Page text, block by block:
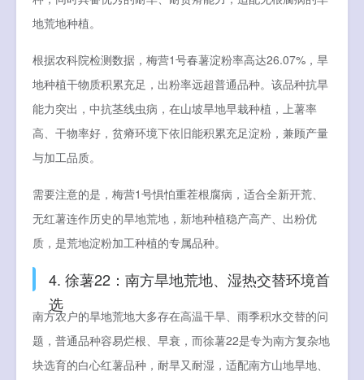
地荒地种植。
根据农科院检测数据，梅营1号春薯淀粉率高达26.07%，旱
地种植干物质积累充足，出粉率远超普通品种。该品种抗旱
能力突出，中抗茎线虫病，在山坡旱地早栽种植，上薯率
高、干物率好，贫瘠环境下依旧能积累充足淀粉，兼顾产量
与加工品质。
需要注意的是，梅营1号惧怕重茬根腐病，适合全新开荒、
无红薯连作历史的旱地荒地，新地种植稳产高产、出粉优
质，是荒地淀粉加工种植的专属品种。
4. 徐薯22：南方旱地荒地、湿热交替环境首
选
南方农户的旱地荒地大多存在高温干旱、雨季积水交替的问
题，普通品种容易烂根、早衰，而徐薯22是专为南方复杂地
块选育的白心红薯品种，耐旱又耐湿，适配南方山地旱地、